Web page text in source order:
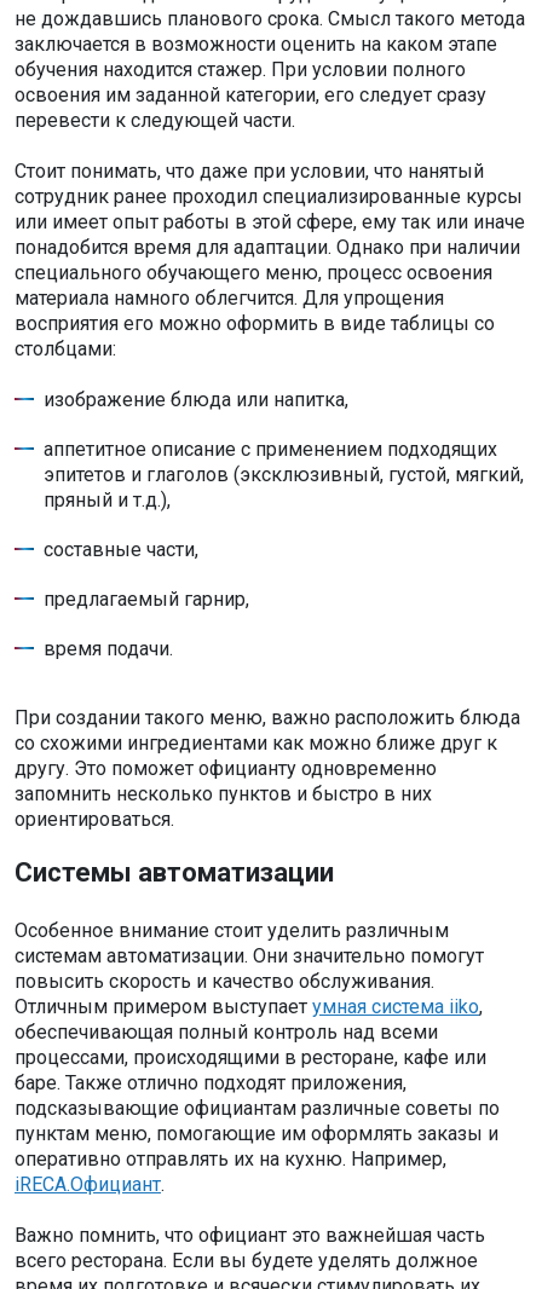
не дождавшись планового срока. Смысл такого метода
заключается в возможности оценить на каком этапе
обучения находится стажер. При условии полного
освоения им заданной категории, его следует сразу
перевести к следующей части.
Стоит понимать, что даже при условии, что нанятый
сотрудник ранее проходил специализированные курсы
или имеет опыт работы в этой сфере, ему так или иначе
понадобится время для адаптации. Однако при наличии
специального обучающего меню, процесс освоения
материала намного облегчится. Для упрощения
восприятия его можно оформить в виде таблицы со
столбцами:
изображение блюда или напитка,
аппетитное описание с применением подходящих
эпитетов и глаголов (эксклюзивный, густой, мягкий,
пряный и т.д.),
составные части,
предлагаемый гарнир,
время подачи.
При создании такого меню, важно расположить блюда
со схожими ингредиентами как можно ближе друг к
другу. Это поможет официанту одновременно
запомнить несколько пунктов и быстро в них
ориентироваться.
Системы автоматизации
Особенное внимание стоит уделить различным
системам автоматизации. Они значительно помогут
повысить скорость и качество обслуживания.
Отличным примером выступает умная система iiko,
обеспечивающая полный контроль над всеми
процессами, происходящими в ресторане, кафе или
баре. Также отлично подходят приложения,
подсказывающие официантам различные советы по
пунктам меню, помогающие им оформлять заказы и
оперативно отправлять их на кухню. Например,
iRECA.Официант.
Важно помнить, что официант это важнейшая часть
всего ресторана. Если вы будете уделять должное